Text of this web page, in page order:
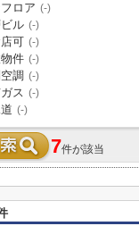
ロア (-)
ル (-)
可 (-)
件 (-)
調 (-)
ス (-)
(-)
7件が該当